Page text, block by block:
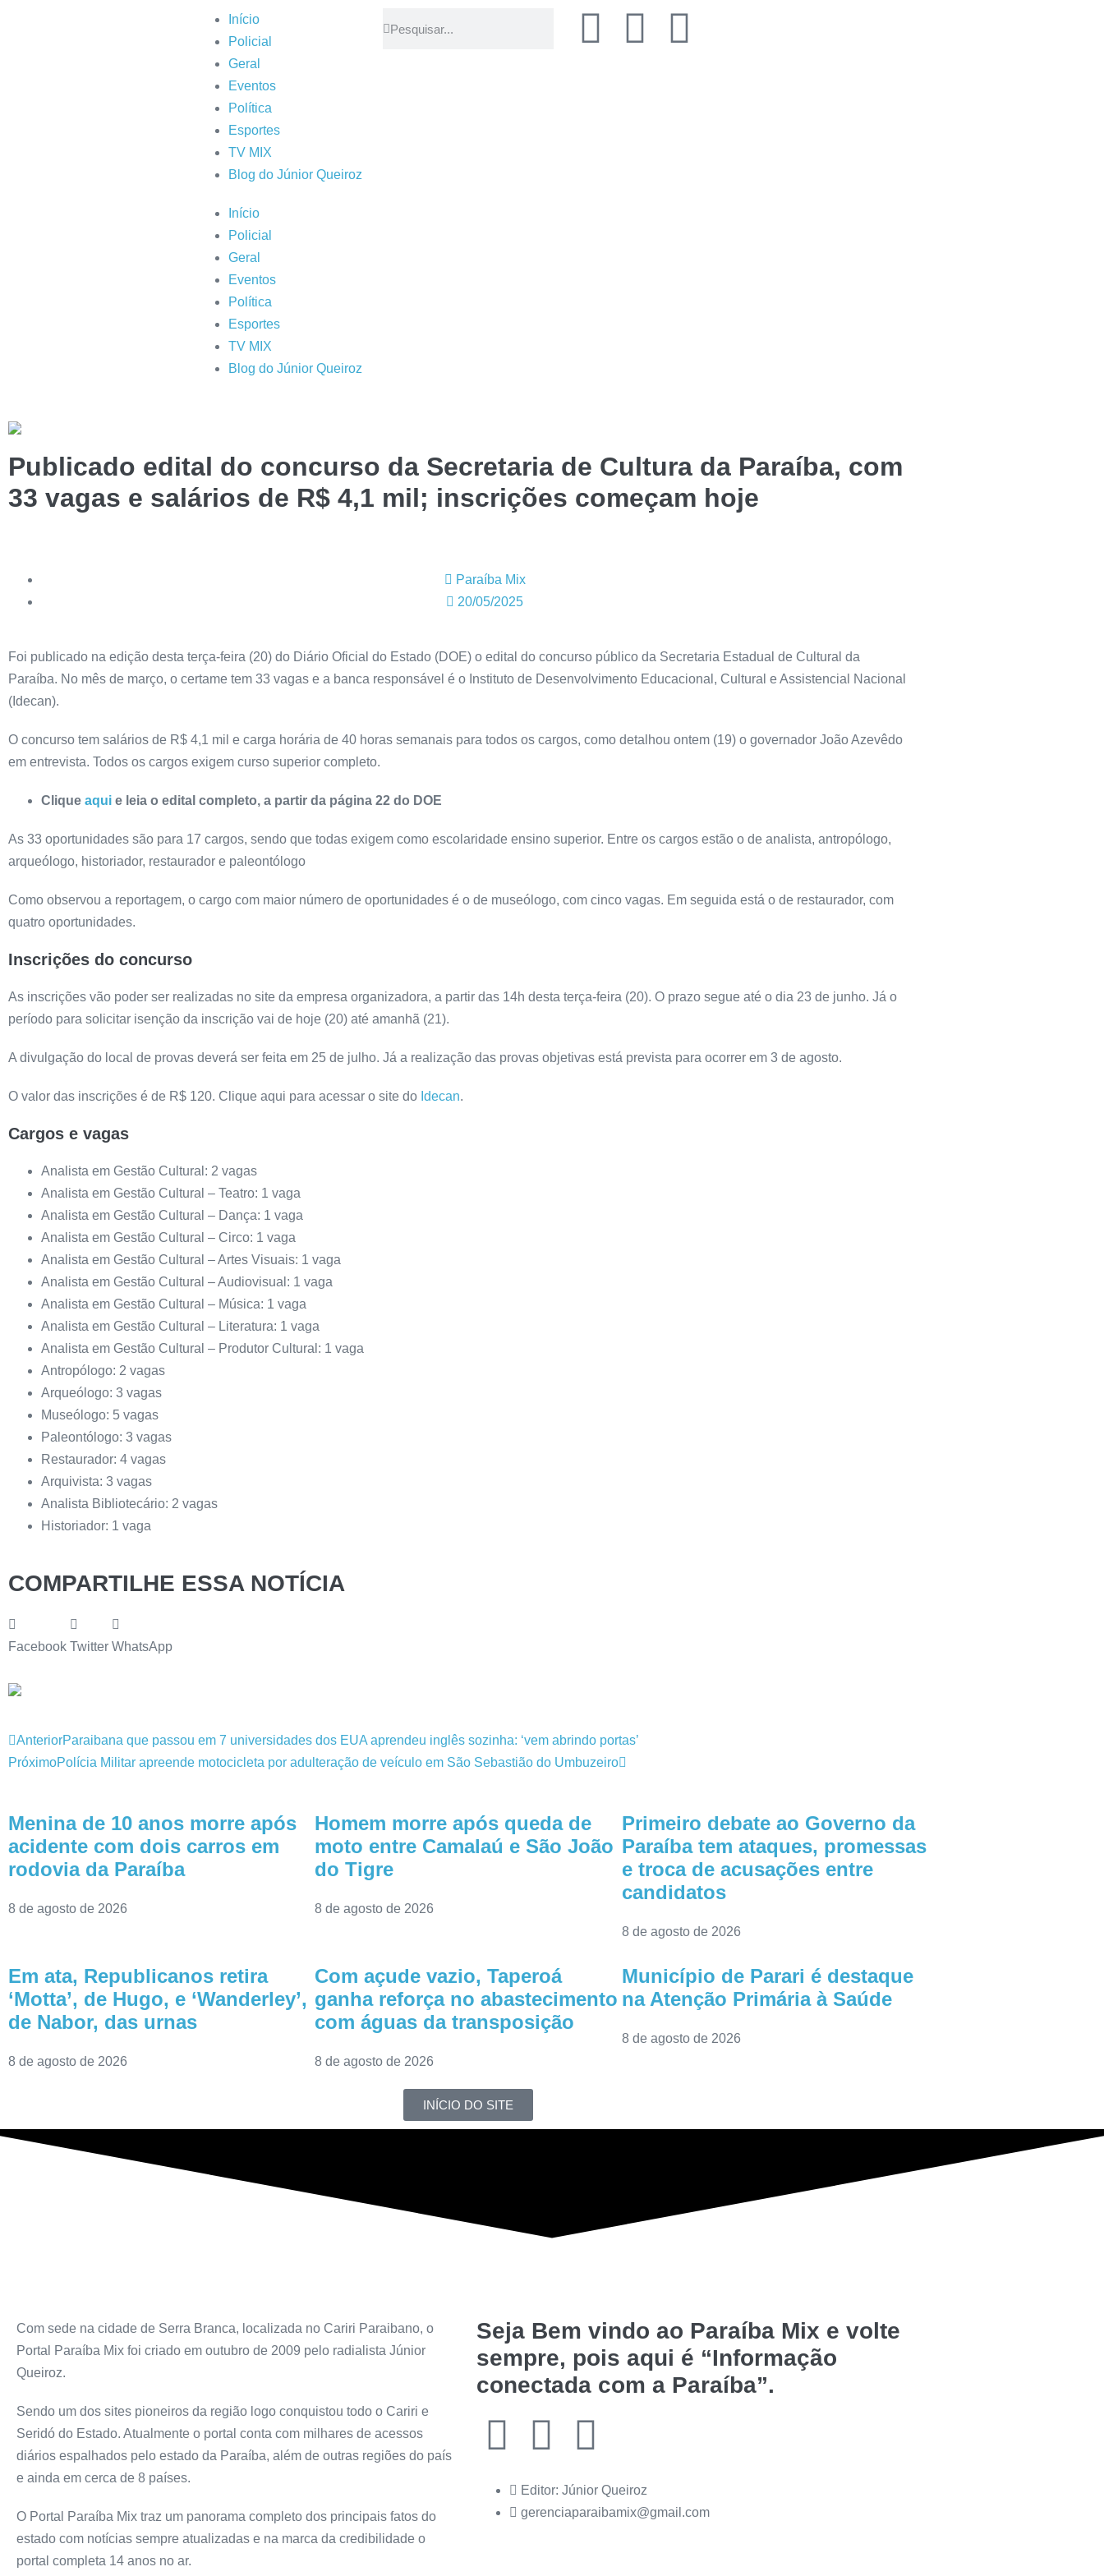
Início
Policial
Geral
Eventos
Política
Esportes
TV MIX
Blog do Júnior Queiroz
Início
Policial
Geral
Eventos
Política
Esportes
TV MIX
Blog do Júnior Queiroz
Publicado edital do concurso da Secretaria de Cultura da Paraíba, com
33 vagas e salários de R$ 4,1 mil; inscrições começam hoje
Paraíba Mix
20/05/2025
Foi publicado na edição desta terça-feira (20) do Diário Oficial do Estado (DOE) o edital do concurso público da Secretaria Estadual de Cultural da
Paraíba. No mês de março, o certame tem 33 vagas e a banca responsável é o Instituto de Desenvolvimento Educacional, Cultural e Assistencial Nacional
(Idecan).
O concurso tem salários de R$ 4,1 mil e carga horária de 40 horas semanais para todos os cargos, como detalhou ontem (19) o governador João Azevêdo
em entrevista. Todos os cargos exigem curso superior completo.
Clique aqui e leia o edital completo, a partir da página 22 do DOE
As 33 oportunidades são para 17 cargos, sendo que todas exigem como escolaridade ensino superior. Entre os cargos estão o de analista, antropólogo,
arqueólogo, historiador, restaurador e paleontólogo
Como observou a reportagem, o cargo com maior número de oportunidades é o de museólogo, com cinco vagas. Em seguida está o de restaurador, com
quatro oportunidades.
Inscrições do concurso
As inscrições vão poder ser realizadas no site da empresa organizadora, a partir das 14h desta terça-feira (20). O prazo segue até o dia 23 de junho. Já o
período para solicitar isenção da inscrição vai de hoje (20) até amanhã (21).
A divulgação do local de provas deverá ser feita em 25 de julho. Já a realização das provas objetivas está prevista para ocorrer em 3 de agosto.
O valor das inscrições é de R$ 120. Clique aqui para acessar o site do Idecan.
Cargos e vagas
Analista em Gestão Cultural: 2 vagas
Analista em Gestão Cultural – Teatro: 1 vaga
Analista em Gestão Cultural – Dança: 1 vaga
Analista em Gestão Cultural – Circo: 1 vaga
Analista em Gestão Cultural – Artes Visuais: 1 vaga
Analista em Gestão Cultural – Audiovisual: 1 vaga
Analista em Gestão Cultural – Música: 1 vaga
Analista em Gestão Cultural – Literatura: 1 vaga
Analista em Gestão Cultural – Produtor Cultural: 1 vaga
Antropólogo: 2 vagas
Arqueólogo: 3 vagas
Museólogo: 5 vagas
Paleontólogo: 3 vagas
Restaurador: 4 vagas
Arquivista: 3 vagas
Analista Bibliotecário: 2 vagas
Historiador: 1 vaga
COMPARTILHE ESSA NOTÍCIA
Facebook Twitter WhatsApp
AnteriorParaibana que passou em 7 universidades dos EUA aprendeu inglês sozinha: ‘vem abrindo portas’
PróximoPolícia Militar apreende motocicleta por adulteração de veículo em São Sebastião do Umbuzeiro
Menina de 10 anos morre após
acidente com dois carros em
rodovia da Paraíba
8 de agosto de 2026
Homem morre após queda de
moto entre Camalaú e São João
do Tigre
8 de agosto de 2026
Primeiro debate ao Governo da
Paraíba tem ataques, promessas
e troca de acusações entre
candidatos
8 de agosto de 2026
Em ata, Republicanos retira
‘Motta’, de Hugo, e ‘Wanderley’,
de Nabor, das urnas
8 de agosto de 2026
Com açude vazio, Taperoá
ganha reforça no abastecimento
com águas da transposição
8 de agosto de 2026
Município de Parari é destaque
na Atenção Primária à Saúde
8 de agosto de 2026
INÍCIO DO SITE
Com sede na cidade de Serra Branca, localizada no Cariri Paraibano, o
Portal Paraíba Mix foi criado em outubro de 2009 pelo radialista Júnior
Queiroz.
Sendo um dos sites pioneiros da região logo conquistou todo o Cariri e
Seridó do Estado. Atualmente o portal conta com milhares de acessos
diários espalhados pelo estado da Paraíba, além de outras regiões do país
e ainda em cerca de 8 países.
O Portal Paraíba Mix traz um panorama completo dos principais fatos do
estado com notícias sempre atualizadas e na marca da credibilidade o
portal completa 14 anos no ar.
Seja Bem vindo ao Paraíba Mix e volte
sempre, pois aqui é “Informação
conectada com a Paraíba”.
Editor: Júnior Queiroz
gerenciaparaibamix@gmail.com